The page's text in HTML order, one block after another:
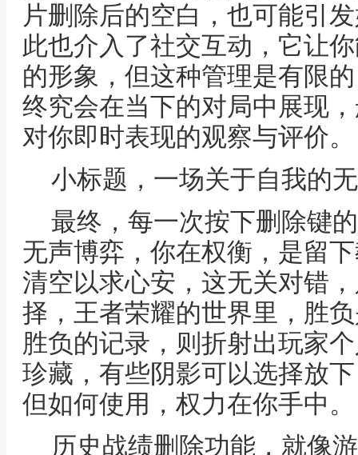
片删除后的空白，也可能引
此也介入了社交互动，它让
的形象，但这种管理是有限
终究会在当下的对局中展现
对你即时表现的观察与评价。
小标题，一场关于自我的
最终，每一次按下删除键
无声博弈，你在权衡，是留
清空以求心安，这无关对错
择，王者荣耀的世界里，胜
胜负的记录，则折射出玩家
珍藏，有些阴影可以选择放
但如何使用，权力在你手中。
历史战绩删除功能，就像